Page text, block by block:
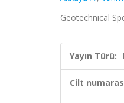
Geotechnical
Yayın Türü:
Cilt